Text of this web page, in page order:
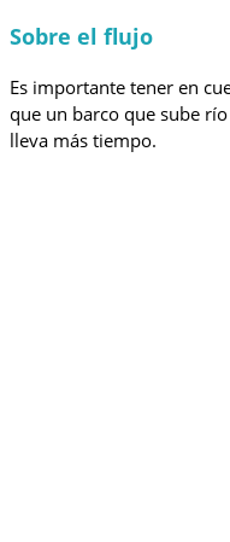
Sobre el flujo
Es importante tener en
que un barco que sube
lleva más tiempo.